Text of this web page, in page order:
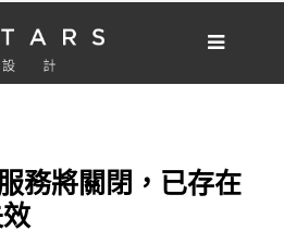
務將關閉，已存在
做網站]